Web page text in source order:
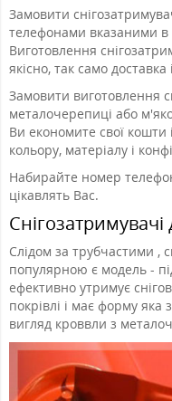
Замовити
телефонами вказаними в
Виготовлення
якісно, так само
Замовити виготовлення
металочерепиці або
Ви економите свої кошти
кольору, матеріалу і
Набирайте номер
цікавлять Вас.
Слідом за трубчастими ,
популярною є модель -
ефективно утримує
покрівлі і має форму яка
вигляд кроввли з